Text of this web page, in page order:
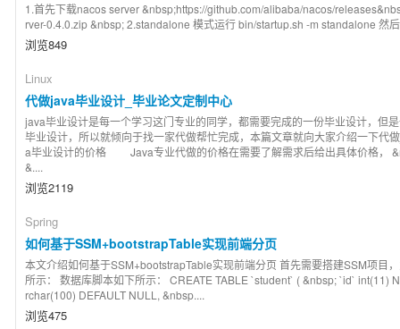
1.首先下载nacos server &nbsp;https://github.com/alibaba/nacos/
rver-0.4.0.zip &nbsp; 2.standalone 模式运行 bin/startup.sh -m standalone 然
浏览849
Linux
代做java毕业设计_毕业论文定制中心
java毕业设计是每一个学习这门专业的同学，都需要完成的一份毕业设计，但
毕业设计，所以就倾向于找一家代做帮忙完成，本篇文章就向大家介绍一
a毕业设计的价格 Java专业代做的价格在需要了解需求后给出具体价格，
&....
浏览2119
Spring
如何基于SSM+bootstrapTable实现前端分页
本文介绍如何基于SSM+bootstrapTable实现前端分页 首先需要搭建SSM项目
所示： 数据库脚本如下所示： CREATE TABLE `student` ( &nbsp; `id` int(11)
rchar(100) DEFAULT NULL, &nbsp....
浏览475